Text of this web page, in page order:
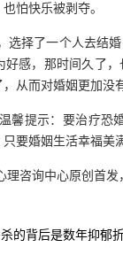
怕快乐被剥夺。
选择了一个人去结
好感，那时间久了
从而对婚姻更加没
馨提示：要治疗恐
要婚姻生活幸福美
理咨询中心原创首
的背后是数年抑郁